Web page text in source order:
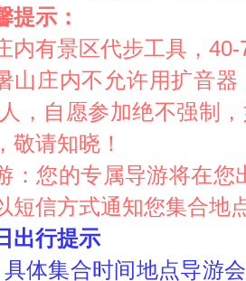
提示：
内有景区代步工具，
山庄内不允许用扩音
，自愿参加绝不强制
敬请知晓！
：您的专属导游将在您
短信方式通知您集合地
出行提示
具体集合时间地点导游